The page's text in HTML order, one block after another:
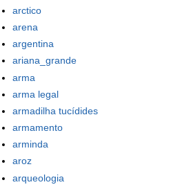
arctico
arena
argentina
ariana_grande
arma
arma legal
armadilha tucídides
armamento
arminda
aroz
arqueologia